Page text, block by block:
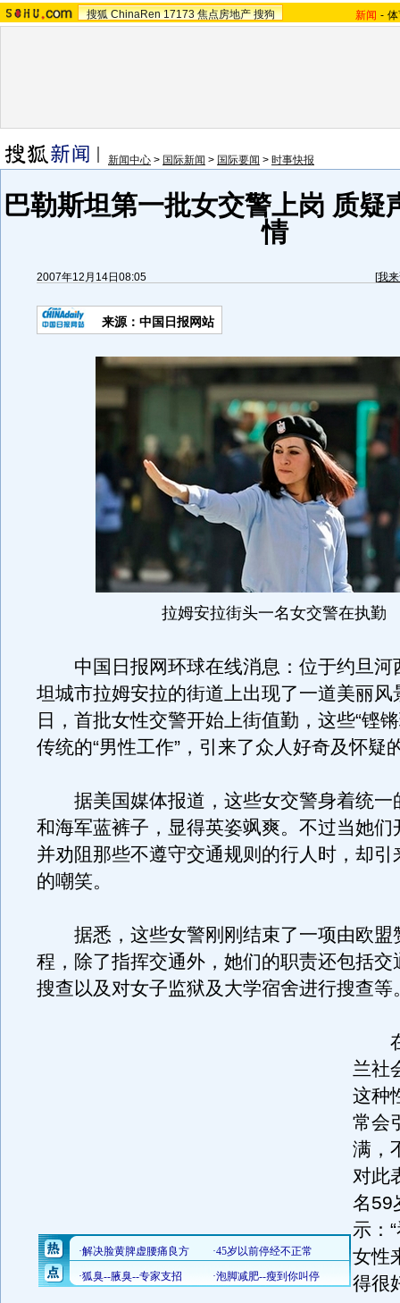
搜狐 ChinaRen 17173 焦点房地产 搜狗 新闻 -
新闻中心 > 国际新闻 > 国际要闻 > 时事快报
巴勒斯坦第一批女交警上岗 质疑
情
2007年12月14日08:05 [我
来源：中国日报网站
拉姆安拉街头一名女交警在执勤
中国日报网环球在线消息：位于约旦河
坦城市拉姆安拉的街道上出现了一道美丽风
日，首批女性交警开始上街值勤，这些“铿
传统的“男性工作”，引来了众人好奇及怀疑
据美国媒体报道，这些女交警身着统一
和海军蓝裤子，显得英姿飒爽。不过当她们
并劝阻那些不遵守交通规则的行人时，却引
的嘲笑。
据悉，这些女警刚刚结束了一项由欧盟
程，除了指挥交通外，她们的职责还包括交
搜查以及对女子监狱及大学宿舍进行搜查等
在
兰社
这种
常会
满，
对此
名59
示：
女性
得很